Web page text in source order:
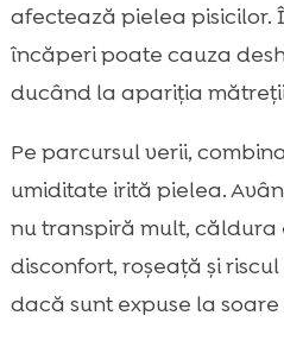
afectează pielea pisicilor.
încăperi poate cauza
ducând la apariția
Pe parcursul verii,
umiditate irită pielea.
nu transpiră mult,
disconfort, roșeață și
dacă sunt expuse la